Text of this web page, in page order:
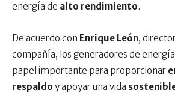
energía de alto rendimiento.
De acuerdo con Enrique León,
compañía, los generadores de
papel importante para proporcionar
respaldo y apoyar una vida